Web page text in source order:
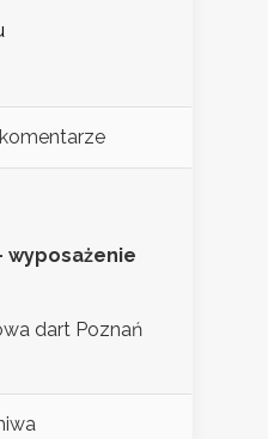
wyposażenie
dart Poznań